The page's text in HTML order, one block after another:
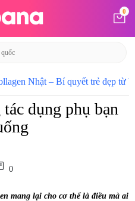
0
Nhật – Bí quyết trẻ đẹp từ
dụng phụ bạn
0
mang lại cho cơ thể là điều mà ai